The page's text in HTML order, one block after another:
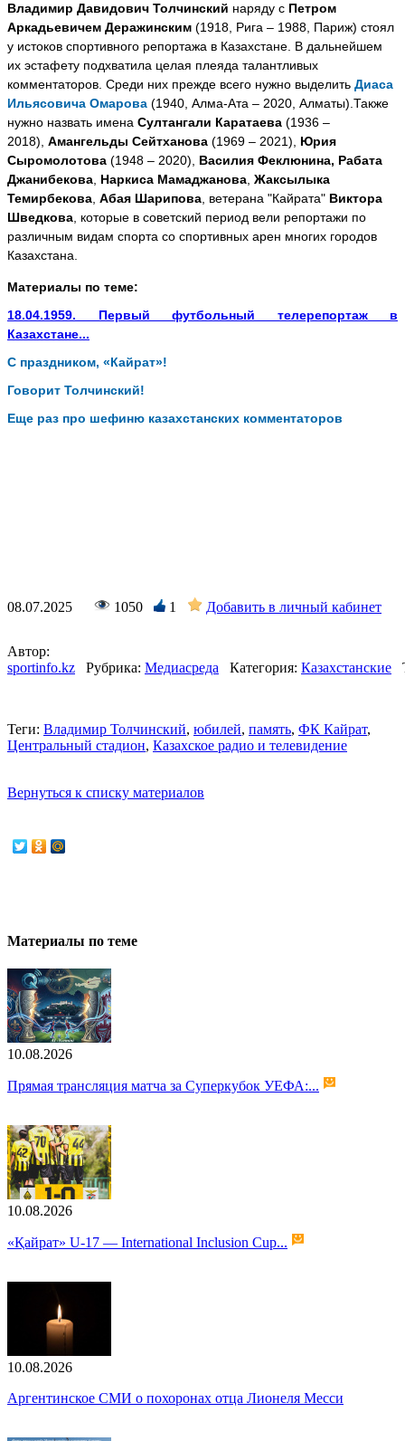
Владимир Давидович Толчинский наряду с Петром
Аркадьевичем Деражинским (1918, Рига – 1988, Париж) стоял
у истоков спортивного репортажа в Казахстане. В дальнейшем
их эстафету подхватила целая плеяда талантливых
комментаторов. Среди них прежде всего нужно выделить Диаса
Ильясовича Омарова (1940, Алма-Ата – 2020, Алматы).Также
нужно назвать имена Султангали Каратаева (1936 –
2018), Амангельды Сейтханова (1969 – 2021), Юрия
Сыромолотова (1948 – 2020), Василия Феклюнина, Рабата
Джанибекова, Наркиса Мамаджанова, Жаксылыка
Темирбекова, Абая Шарипова, ветерана "Кайрата" Виктора
Шведкова, которые в советский период вели репортажи по
различным видам спорта со спортивных арен многих городов
Казахстана.
Материалы по теме:
18.04.1959. Первый футбольный телерепортаж в
Казахстане...
C праздником, «Кайрат»!
Говорит Толчинский!
Еще раз про шефиню казахстанских комментаторов
08.07.2025 1050 1 Добавить в личный кабинет
Автор:
sportinfo.kz
Рубрика: Медиасреда Категория: Казахстанские
Теги: Владимир Толчинский, юбилей, память, ФК Кайрат,
Центральный стадион, Казахское радио и телевидение
Вернуться к списку материалов
Материалы по теме
10.08.2026
Прямая трансляция матча за Суперкубок УЕФА:...
10.08.2026
«Қайрат» U-17 — International Inclusion Cup...
10.08.2026
Аргентинское СМИ о похоронах отца Лионеля Месси